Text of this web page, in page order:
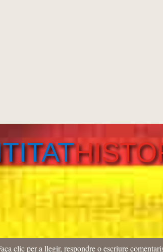
clic per a llegir, respondre o escriure